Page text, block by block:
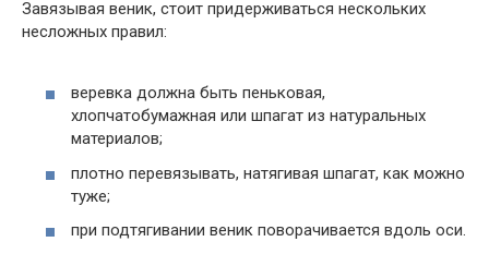
Завязывая веник, стоит придерживаться нескольких
несложных правил:
веревка должна быть пеньковая,
хлопчатобумажная или шпагат из натуральных
материалов;
плотно перевязывать, натягивая шпагат, как можно
туже;
при подтягивании веник поворачивается вдоль оси.